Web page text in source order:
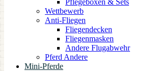
Wettbewerb
Anti-Fliegen
Fliegendecken
Fliegenmasken
Andere Flugabwehr
Pferd Andere
Mini-Pferde